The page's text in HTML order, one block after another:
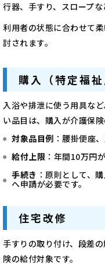
行器、手すり、スロープな
利用者の状態に合わせて
討されます。
購入（特定福祉
入浴や排泄に使う用具な
い品目は、購入が介護保険
対象品目例 ：腰掛便座
給付上限 ：年間10万円
手続き ：原則として、
へ申請が必要です。
住宅改修
手すりの取り付け、段差
険の給付対象です。